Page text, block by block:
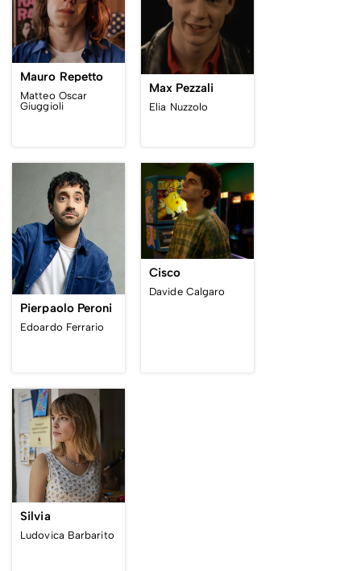
Mauro Repetto
Matteo Oscar
Giuggioli
Max Pezzali
Elia Nuzzolo
Pierpaolo Peroni
Edoardo Ferrario
Cisco
Davide Calgaro
Silvia
Ludovica Barbarito